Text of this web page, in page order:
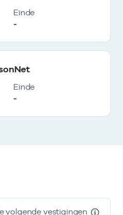
Einde
-
Einde
-
volgende vestigingen